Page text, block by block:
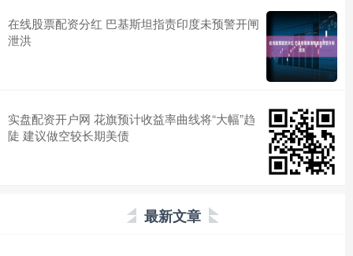
在线股票配资分红 巴基斯坦指责印度未预警开闸
泄洪
实盘配资开户网 花旗预计收益率曲线将“大幅”趋
陡 建议做空较长期美债
最新文章